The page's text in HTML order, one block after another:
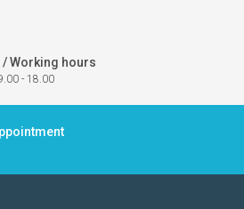
/ Working hours
- 18.00